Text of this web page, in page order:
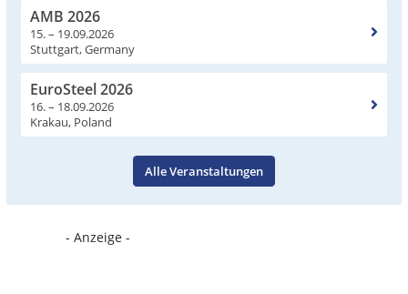
AMB 2026
15. – 19.09.2026
Stuttgart, Germany
EuroSteel 2026
16. – 18.09.2026
Krakau, Poland
Alle Veranstaltungen
- Anzeige -